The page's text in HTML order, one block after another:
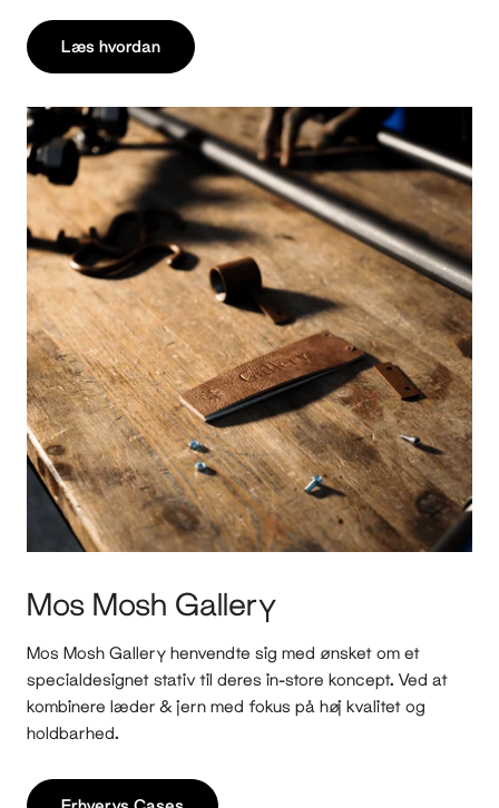
Læs hvordan
Mos Mosh Gallery
Mos Mosh Gallery henvendte sig med ønsket om et
specialdesignet stativ til deres in-store koncept. Ved at
kombinere læder & jern med fokus på høj kvalitet og
holdbarhed.